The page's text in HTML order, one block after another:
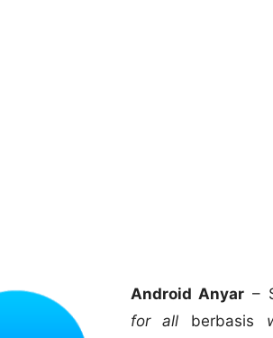
Android Anyar –
for all berbasis